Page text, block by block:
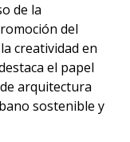
de la
del
creatividad en
el papel
arquitectura
sostenible y